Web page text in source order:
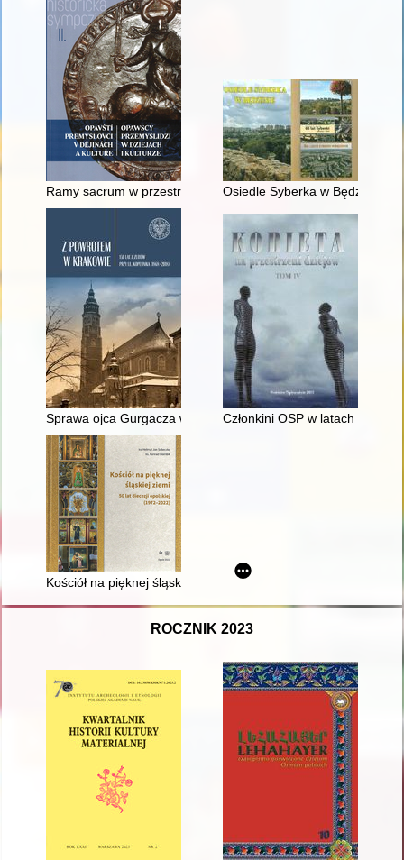
Ramy sacrum w przestrzeni Księstwa Raciborskiego czasów
Osiedle Syberka w Będzinie :
Sprawa ojca Gurgacza w świetle relacji jego obrońcy
Członkini OSP w latach 1975-
Kościół na pięknej śląskiej ziemi : 50 lat diecezji opolskiej
ROCZNIK 2023